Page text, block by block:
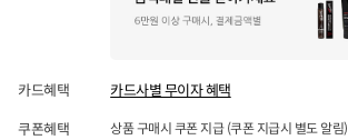
카드혜택 카드사별 무이자 혜택
쿠폰혜택 상품 구매시 쿠폰 지급 (쿠폰 지급시 별도 알림)